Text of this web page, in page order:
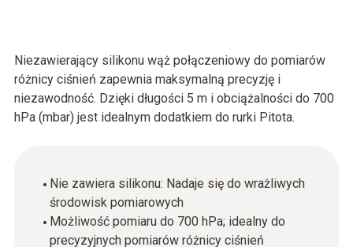
Niezawierający silikonu wąż połączeniowy do pomiarów
różnicy ciśnień zapewnia maksymalną precyzję i
niezawodność. Dzięki długości 5 m i obciążalności do 700
hPa (mbar) jest idealnym dodatkiem do rurki Pitota.
Nie zawiera silikonu: Nadaje się do wrażliwych
środowisk pomiarowych
Możliwość pomiaru do 700 hPa; idealny do
precyzyjnych pomiarów różnicy ciśnień